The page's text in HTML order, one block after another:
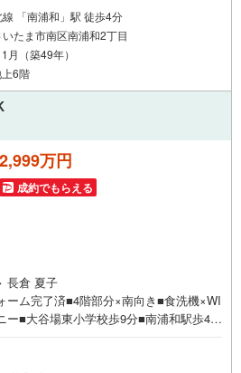
「南浦和」駅 徒歩4分
たま市南区南浦和2丁目
月（築49年）
6階
2,999万円
成約でもらえる
長倉 夏子
ーム完了済■4階部分×南向き■食洗機×WI
ー■大谷場東小学校歩9分■南浦和駅歩4分
年中無休）こちらの時間帯はお電話で